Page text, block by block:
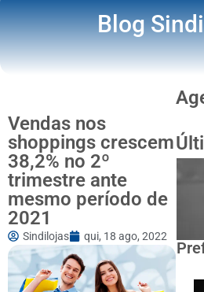
Blog
Vendas nos
shoppings crescem
38,2% no 2º
trimestre ante
mesmo período de
2021
Sindilojas qui, 18 ago, 2022